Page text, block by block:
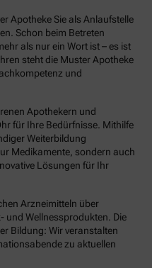
Apotheke Sie als Anlaufstelle
Schon beim Betreten
als nur ein Wort ist – es ist
steht die Muster Apotheke
und
Apothekern und
für Ihre Bedürfnisse. Mithilfe
Weiterbildung
Medikamente, sondern auch
Lösungen für Ihr
Arzneimitteln über
und Wellnessprodukten. Die
Bildung: Wir veranstalten
zu aktuellen